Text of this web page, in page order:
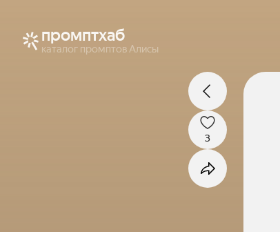
промптхаб
каталог промптов Алисы
3